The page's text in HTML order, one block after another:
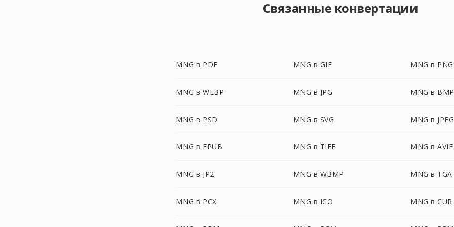
Связанные конвертации
MNG в PDF MNG в GIF MNG в PNG
MNG в WEBP MNG в JPG MNG в BMP
MNG в PSD MNG в SVG MNG в JPEG
MNG в EPUB MNG в TIFF MNG в AVIF
MNG в JP2 MNG в WBMP MNG в TGA
MNG в PCX MNG в ICO MNG в CUR